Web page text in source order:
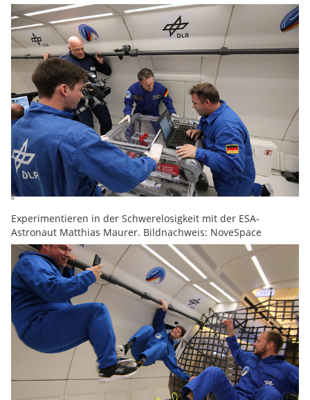
Experimentieren in der Schwerelosigkeit mit der ESA-
Astronaut Matthias Maurer. Bildnachweis: NoveSpace